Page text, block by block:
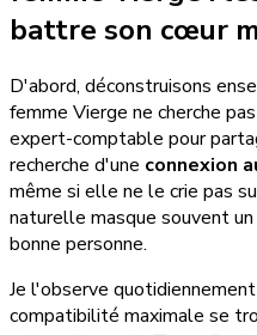
battre son cœur
D'abord, déconstruisons
femme Vierge ne cherche
expert-comptable pour
recherche d'une connexion
même si elle ne le crie pas
naturelle masque souvent
bonne personne.
Je l'observe
compatibilité maximale se